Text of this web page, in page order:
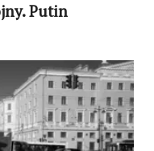
Putin